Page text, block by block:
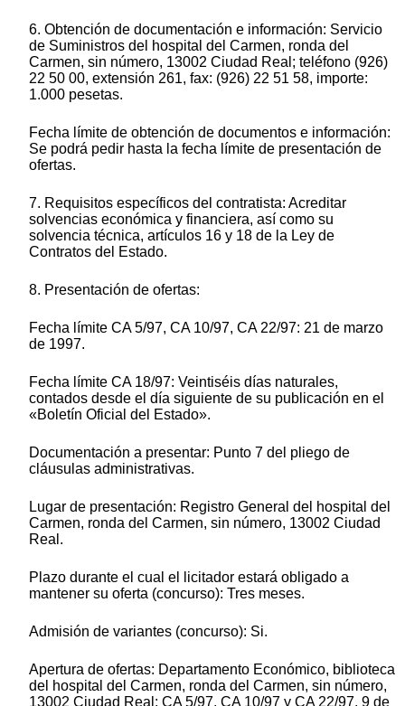
6. Obtención de documentación e información: Servicio
de Suministros del hospital del Carmen, ronda del
Carmen, sin número, 13002 Ciudad Real; teléfono (926)
22 50 00, extensión 261, fax: (926) 22 51 58, importe:
1.000 pesetas.
Fecha límite de obtención de documentos e información:
Se podrá pedir hasta la fecha límite de presentación de
ofertas.
7. Requisitos específicos del contratista: Acreditar
solvencias económica y financiera, así como su
solvencia técnica, artículos 16 y 18 de la Ley de
Contratos del Estado.
8. Presentación de ofertas:
Fecha límite CA 5/97, CA 10/97, CA 22/97: 21 de marzo
de 1997.
Fecha límite CA 18/97: Veintiséis días naturales,
contados desde el día siguiente de su publicación en el
«Boletín Oficial del Estado».
Documentación a presentar: Punto 7 del pliego de
cláusulas administrativas.
Lugar de presentación: Registro General del hospital del
Carmen, ronda del Carmen, sin número, 13002 Ciudad
Real.
Plazo durante el cual el licitador estará obligado a
mantener su oferta (concurso): Tres meses.
Admisión de variantes (concurso): Si.
Apertura de ofertas: Departamento Económico, biblioteca
del hospital del Carmen, ronda del Carmen, sin número,
13002 Ciudad Real; CA 5/97, CA 10/97 y CA 22/97, 9 de